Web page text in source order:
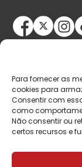
Para fornecer as
cookies para
Consentir com
como
Não consentir ou
certos recursos e
© Copyright